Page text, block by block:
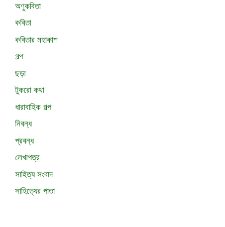
অণুকবিতা
কবিতা
কবিতার মহাকাশ
গল্প
ছড়া
টুকরো কথা
ধারাবাহিক গল্প
নিবন্ধ
প্রবন্ধ
লেখাপত্র
সাহিত্য সংবাদ
সাহিত্যের পাতা